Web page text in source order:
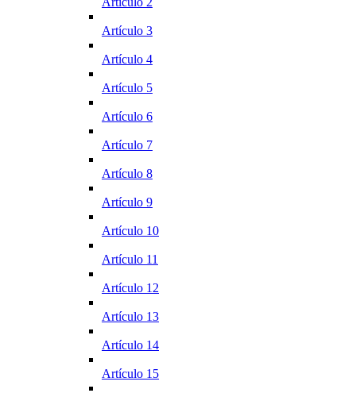
Artículo 3
Artículo 4
Artículo 5
Artículo 6
Artículo 7
Artículo 8
Artículo 9
Artículo 10
Artículo 11
Artículo 12
Artículo 13
Artículo 14
Artículo 15